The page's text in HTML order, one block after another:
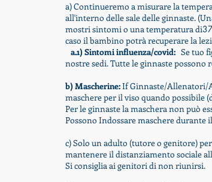
a) Continueremo a misurare la
all'interno delle sale delle ginnaste.
mostri sintomi o una temperatura di
caso il bambino potrà recuperare la
a.1) Sintomi influenza/covid: Se tuo
nostre sedi. Tutte le ginnaste
b) Mascherine:If Ginnaste/Allenatori/
maschere per il viso quando possibile
Per le ginnaste la maschera non può
Possono Indossaremaschere durante
c) Solo un adulto (tutore o genitore)
mantenere il distanziamento sociale
Si consiglia ai genitori di non riunirsi.